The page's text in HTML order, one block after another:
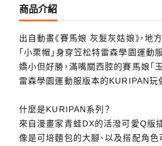
商品介紹
出自動畫《賽馬娘 灰髮灰姑娘》，地
「小栗帽」身穿笠松特雷森學園運動
嬌小但好勝，滿嘴關西腔的賽馬娘「
雷森學園運動服版本的KURIPAN玩
什麼是KURIPAN系列？
來自漫畫家青蛙DX的活潑可愛Q版
像是可培麵包的大腳、以及搭配角